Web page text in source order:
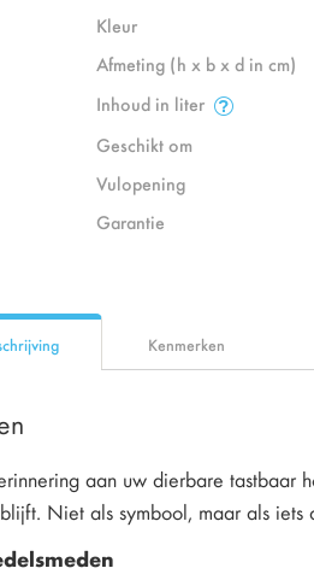
Kleur
Afmeting (h x b x d in cm)
Inhoud in liter
Geschikt om
Vulopening
Garantie
aan uw dierbare tastbaar
Niet als symbool, maar als
Kenmerken